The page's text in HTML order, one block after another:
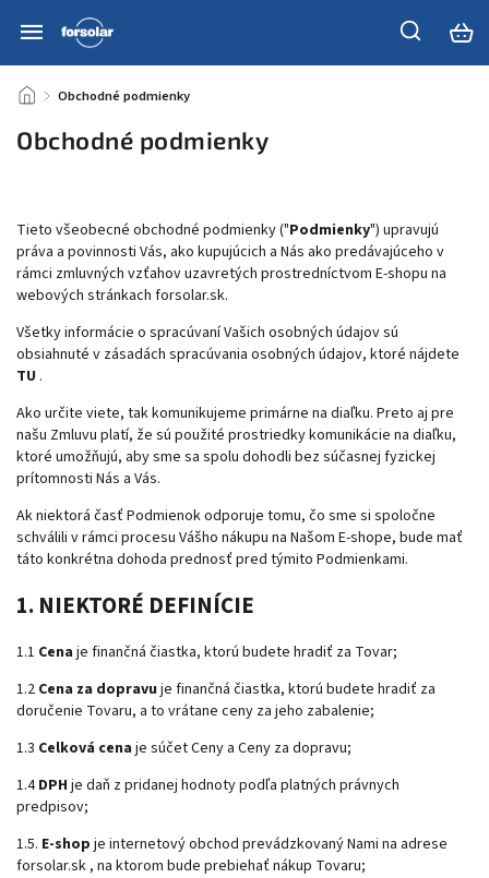
/ Obchodné podmienky
Obchodné podmienky
Tieto všeobecné obchodné podmienky ("Podmienky") upravujú
práva a povinnosti Vás, ako kupujúcich a Nás ako predávajúceho v
rámci zmluvných vzťahov uzavretých prostredníctvom E-shopu na
webových stránkach forsolar.sk.
Všetky informácie o spracúvaní Vašich osobných údajov sú
obsiahnuté v zásadách spracúvania osobných údajov, ktoré nájdete
TU .
Ako určite viete, tak komunikujeme primárne na diaľku. Preto aj pre
našu Zmluvu platí, že sú použité prostriedky komunikácie na diaľku,
ktoré umožňujú, aby sme sa spolu dohodli bez súčasnej fyzickej
prítomnosti Nás a Vás.
Ak niektorá časť Podmienok odporuje tomu, čo sme si spoločne
schválili v rámci procesu Vášho nákupu na Našom E-shope, bude mať
táto konkrétna dohoda prednosť pred týmito Podmienkami.
1. NIEKTORÉ DEFINÍCIE
1.1 Cena je finančná čiastka, ktorú budete hradiť za Tovar;
1.2 Cena za dopravu je finančná čiastka, ktorú budete hradiť za
doručenie Tovaru, a to vrátane ceny za jeho zabalenie;
1.3 Celková cena je súčet Ceny a Ceny za dopravu;
1.4DPH je daň z pridanej hodnoty podľa platných právnych
predpisov;
1.5. E-shop je internetový obchod prevádzkovaný Nami na adrese
forsolar.sk , na ktorom bude prebiehať nákup Tovaru;